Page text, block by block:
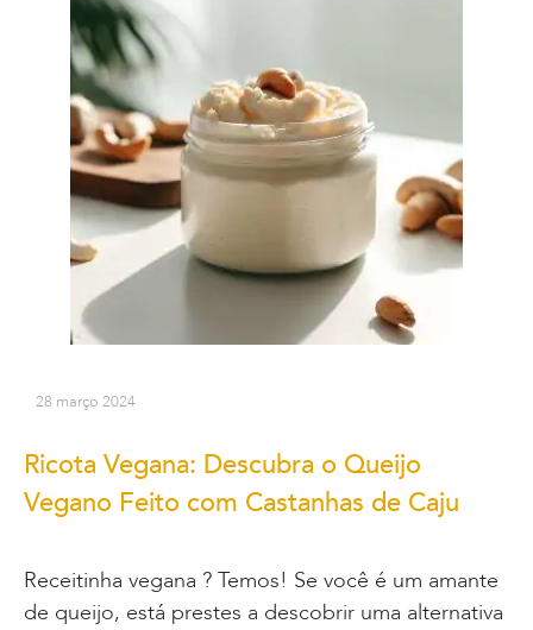
28 março 2024
Ricota Vegana: Descubra o Queijo
Vegano Feito com Castanhas de Caju
Receitinha vegana ? Temos! Se você é um amante
de queijo, está prestes a descobrir uma alternativa